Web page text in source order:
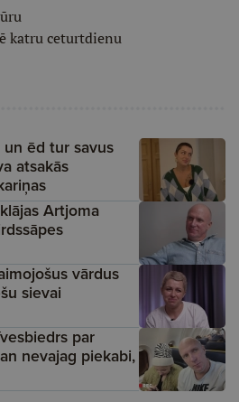
katru ceturtdienu
ēd tur savus
atsakās
Artjoma
vārdus
sievai
par
nevajag piekabi,